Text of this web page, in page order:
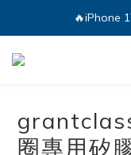
🔥iPhone
🔥iPhone
💕加入
圈專用矽